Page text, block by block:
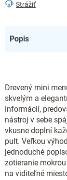
Strážiť
Popis
Drevený mini
skvelým a
informácií,
nástroj v sebe
vkusne doplní
pult. Veľkou
jednoduché
zotieranie
na viditeľné